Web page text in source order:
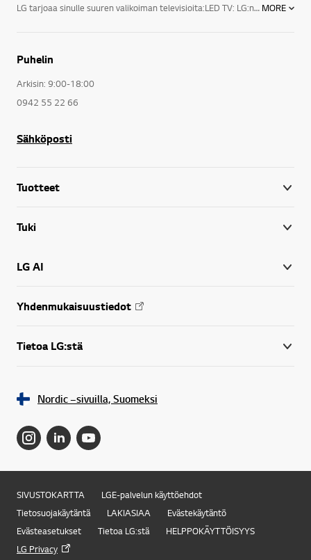
LG tarjoaa sinulle suuren valikoiman televisioita:LED TV: LG:n LED-televisioiden designsarjan huippumalli näyttää juuri siltä kuin modernin television kuuluukin. Äärimmäisen ohuet valetut alumiinikehykset varmistavat, että televisio sopii täydellisesti joka ympäristöön.3D TV: LG:n 3D-televisio esittelee täysin uuden tason kuvanlaadulle, sillä sen tarkkuus on neljä kertaa suurempi kuin Full HD -television. Kuva on luonnollisesti uskomattoman eloisa ja tarkka, vaikka sitä katsottaisiin läheltä. LG UHD 3D -televisiot tyydyttävät katsojan tarpeet täydellisesti virheettömillä yksityiskohdilla ja nostavat näyttöjen standardin entistä korkeammalle.Smart TV: Vihdoinkin televisiossa on aina jotain hyvää katsottavaa. LG Smart TV on helpoin tapa kokea suosikkiohjelmasi, SF Anytime, Headweb, Viaplay, musiikki, sovellukset, sosiaaliset mediat ja verkkosivut. Kätevillä jakotoiminnoilla pääset käsiksi myös kotiverkossa tai älypuhelimellasi olevaan sisältöön.LG:n uuden sukupolven televisiot sekä audio- ja videolaitteet tarjoavat todellista viihdettä kaikenlaisiin televisioelämyksiin. Peli-iltoihin sopii esimerkiksi 60-tuumainen LED-taulutelevisio, ja lasten elokuvailtaa varten 42-tuumainen 3D LED -taulutelevisio. LG:n televisiot sopivat myös kaikkiin huoneisiin.LG:n televisioiden lukemattomat viihdeominaisuudet viihdyttävät sekä perhettäsi että vieraitasi. Saatavilla on myös useita lisätarvikkeita televisioita varten. LG:n televisioita on kiitelty ja ne ovat saaneet ylistäviä arvioita toiminnallisuudestaan, tehostaan sekä tyylistään. MORE
Puhelin
Arkisin: 9:00-18:00
0942 55 22 66
Sähköposti
Tuotteet
Tuki
LG AI
Yhdenmukaisuustiedot
Tietoa LG:stä
Nordic –sivuilla, Suomeksi
SIVUSTOKARTTA
LGE-palvelun käyttöehdot
Tietosuojakäytäntä
LAKIASIAA
Evästekäytäntö
Evästeasetukset
Tietoa LG:stä
HELPPOKÄYTTÖISYYS
LG Privacy
Online Chat